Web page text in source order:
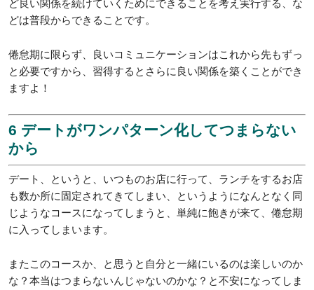
ど良い関係を続けていくためにできることを考え実行する、な
どは普段からできることです。
倦怠期に限らず、良いコミュニケーションはこれから先もずっ
と必要ですから、習得するとさらに良い関係を築くことができ
ますよ！
6 デートがワンパターン化してつまらない
から
デート、というと、いつものお店に行って、ランチをするお店
も数か所に固定されてきてしまい、というようになんとなく同
じようなコースになってしまうと、単純に飽きが来て、倦怠期
に入ってしまいます。
またこのコースか、と思うと自分と一緒にいるのは楽しいのか
な？本当はつまらないんじゃないのかな？と不安になってしま